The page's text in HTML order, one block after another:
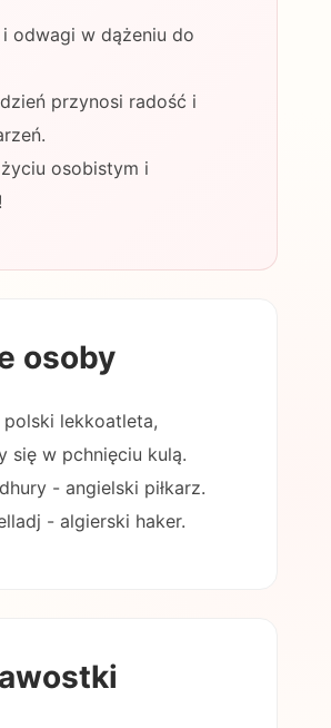
i odwagi w dążeniu do
przynosi radość i
osobistym i
osoby
lekkoatleta,
się w pchnięciu kulą.
- angielski piłkarz.
- algierski haker.